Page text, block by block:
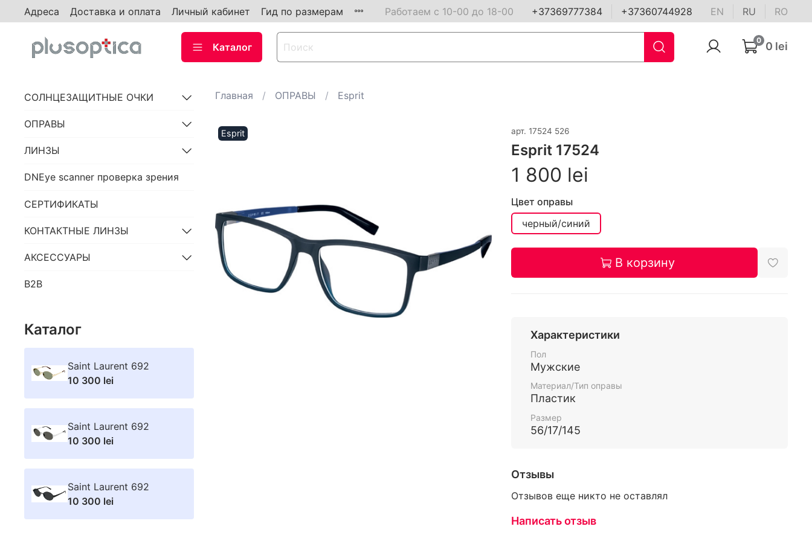
Адреса Доставка и оплата Личный кабинет Гид по размерам Работаем с 10-00 до 18-00 +37369777384 +37360744928 EN RU RO
Каталог
0 0 lei
Главная ОПРАВЫ Esprit
Esprit арт. 17524 526
Esprit 17524
1 800 lei
Цвет оправы
черный/синий
В корзину
Характеристики
Пол
Мужские
Материал/Тип оправы
Пластик
Размер
56/17/145
Отзывы
Отзывов еще никто не оставлял
Написать отзыв
СОЛНЦЕЗАЩИТНЫЕ ОЧКИ
ОПРАВЫ
ЛИНЗЫ
DNEye scanner проверка зрения
СЕРТИФИКАТЫ
КОНТАКТНЫЕ ЛИНЗЫ
АКСЕССУАРЫ
B2B
Каталог
Saint Laurent 692
10 300 lei
Saint Laurent 692
10 300 lei
Saint Laurent 692
10 300 lei